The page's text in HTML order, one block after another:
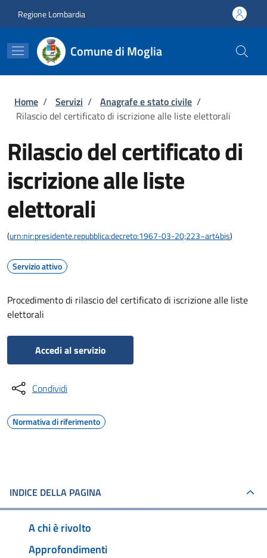
Regione Lombardia
Comune di Moglia
Briciole di pane
Home / Servizi / Anagrafe e stato civile /
Rilascio del certificato di iscrizione alle liste elettorali
Rilascio del certificato di
iscrizione alle liste
elettorali
(urn:nir:presidente.repubblica:decreto:1967-03-20;223~art4bis)
Servizio attivo
Procedimento di rilascio del certificato di iscrizione alle liste
elettorali
Accedi al servizio
Condividi
Normativa di riferimento
INDICE DELLA PAGINA
A chi è rivolto
Approfondimenti